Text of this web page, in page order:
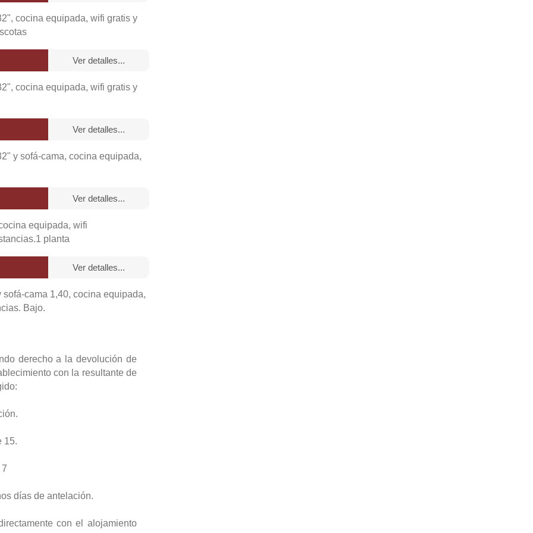
mesa de estudio,
mesa de estudio,
toallas,
mesa de estudio,
de pelo, toallas,
cocina equipada, wifi gratis y
mesa de estudio,
ver detalles...
cocina equipada, wifi gratis y
centro, mesa de comedor,
ver detalles...
y sofá-cama, cocina equipada,
comedor,
ver detalles...
equipada, wifi
planta
comedor,
ver detalles...
cama 1,40, cocina equipada,
Bajo.
derecho a la devolución de
con la resultante de
15.
días de antelación.
con el alojamiento